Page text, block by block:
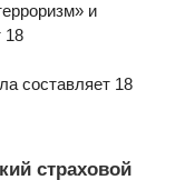
и
18
составляет 18
страховой